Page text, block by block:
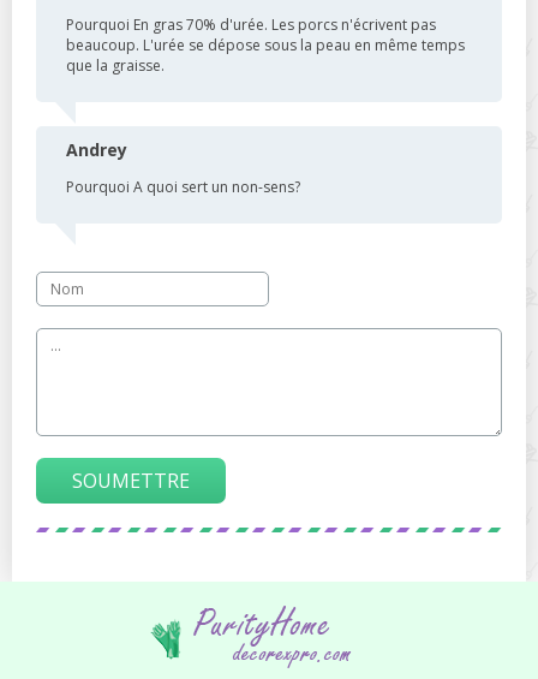
Pourquoi En gras 70% d'urée. Les porcs n'écrivent pas
beaucoup. L'urée se dépose sous la peau en même temps
que la graisse.
Andrey
Pourquoi A quoi sert un non-sens?
SOUMETTRE